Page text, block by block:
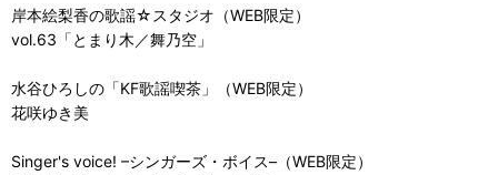
岸本絵梨香の歌謡☆スタジオ（WEB限定）
vol.63「とまり木／舞乃空」
水谷ひろしの「KF歌謡喫茶」（WEB限定）
花咲ゆき美
Singer's voice! –シンガーズ・ボイス–（WEB限定）